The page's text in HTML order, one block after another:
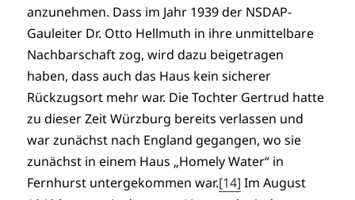
anzunehmen. Dass im Jahr 1939 der NSDAP-
Gauleiter Dr. Otto Hellmuth in ihre unmittelbare
Nachbarschaft zog, wird dazu beigetragen
haben, dass auch das Haus kein sicherer
Rückzugsort mehr war. Die Tochter Gertrud hatte
zu dieser Zeit Würzburg bereits verlassen und
war zunächst nach England gegangen, wo sie
zunächst in einem Haus „Homely Water“ in
Fernhurst untergekommen war.[14] Im August